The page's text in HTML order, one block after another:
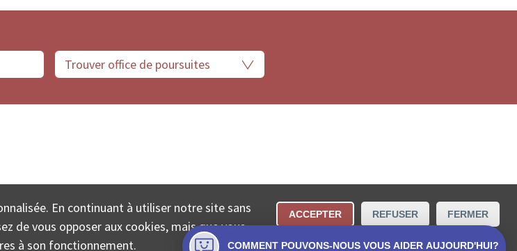
En continuant à utiliser notre site sans
de vous opposer aux cookies, mais que vous
à son fonctionnement.
ACCEPTER REFUSER FERMER
COMMENT POUVONS-NOUS VOUS AIDER AUJOURD'HUI?
plus.ch est un service de Collecta SA.